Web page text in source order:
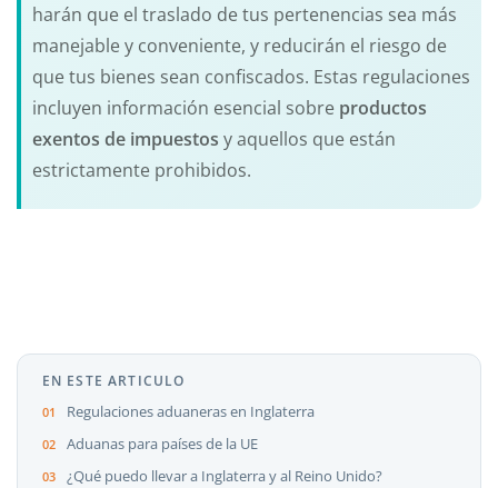
harán que el traslado de tus pertenencias sea más
manejable y conveniente, y reducirán el riesgo de
que tus bienes sean confiscados. Estas regulaciones
incluyen información esencial sobre productos
exentos de impuestos y aquellos que están
estrictamente prohibidos.
EN ESTE ARTICULO
Regulaciones aduaneras en Inglaterra
Aduanas para países de la UE
¿Qué puedo llevar a Inglaterra y al Reino Unido?